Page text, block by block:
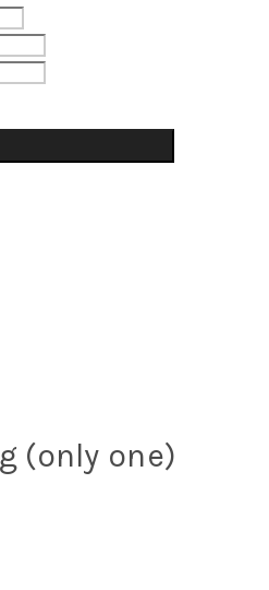
(only one)